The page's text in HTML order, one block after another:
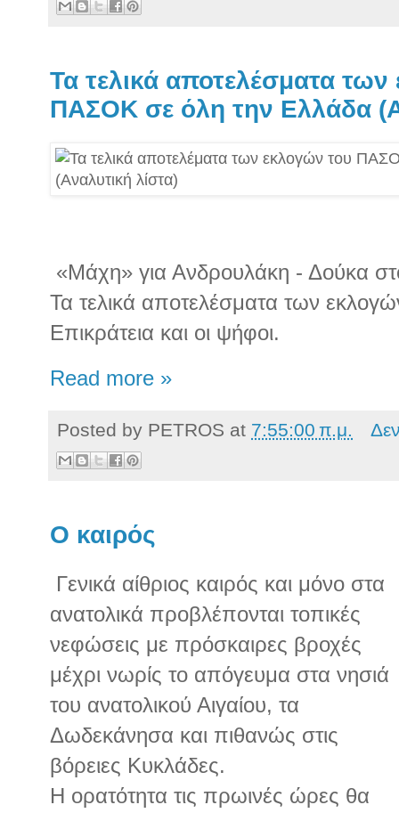
Τα τελικά αποτελέσματα
ΠΑΣΟΚ σε όλη την Ελλάδα
«Μάχη» για Ανδρουλάκη - Δούκα
Τα τελικά αποτελέσματα των
Επικράτεια και οι ψήφοι.
Read more »
Posted by PETROS at 7:55:00 π.μ.
Ο καιρός
Γενικά αίθριος καιρός και μόνο στα
ανατολικά προβλέπονται τοπικές
νεφώσεις με πρόσκαιρες βροχές
μέχρι νωρίς το απόγευμα στα νησιά
του ανατολικού Αιγαίου, τα
Δωδεκάνησα και πιθανώς στις
βόρειες Κυκλάδες.
Η ορατότητα τις πρωινές ώρες θα